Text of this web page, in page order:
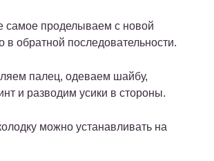
самое проделываем с новой
в обратной последовательности.
палец, одеваем шайбу,
и разводим усики в стороны.
можно устанавливать на